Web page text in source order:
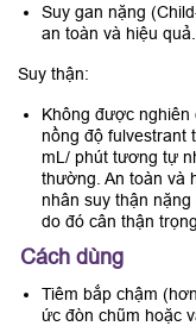
Suy gan nặng
an toàn và hiệu quả.
Suy thận:
Không được
nồng độ fulvestrant
mL/ phút tương tự
thường. An toàn và
nhân suy thận
do đó cân thận
Cách dùng
Tiêm bắp chậm
ức đòn chũm hoặc